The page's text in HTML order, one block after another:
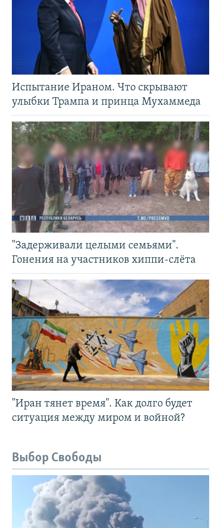
Испытание Ираном. Что скрывают
улыбки Трампа и принца Мухаммеда
"Задерживали целыми семьями".
Гонения на участников хиппи-слёта
"Иран тянет время". Как долго будет
ситуация между миром и войной?
Выбор Свободы